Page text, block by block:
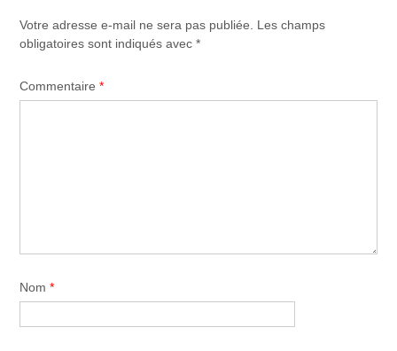
Votre adresse e-mail ne sera pas publiée.
Les champs
obligatoires sont indiqués avec *
Commentaire *
Nom *